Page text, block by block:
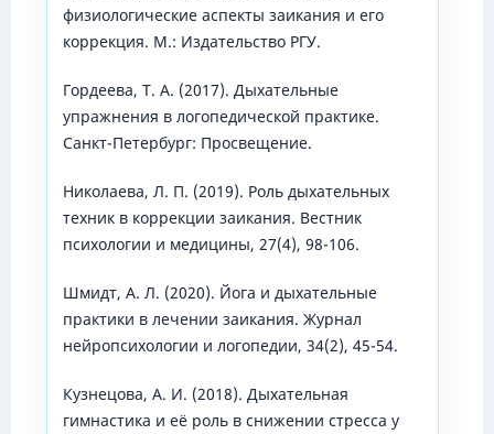
физиологические аспекты заикания и его
коррекция. М.: Издательство РГУ.
Гордеева, Т. А. (2017). Дыхательные
упражнения в логопедической практике.
Санкт-Петербург: Просвещение.
Николаева, Л. П. (2019). Роль дыхательных
техник в коррекции заикания. Вестник
психологии и медицины, 27(4), 98-106.
Шмидт, А. Л. (2020). Йога и дыхательные
практики в лечении заикания. Журнал
нейропсихологии и логопедии, 34(2), 45-54.
Кузнецова, А. И. (2018). Дыхательная
гимнастика и её роль в снижении стресса у